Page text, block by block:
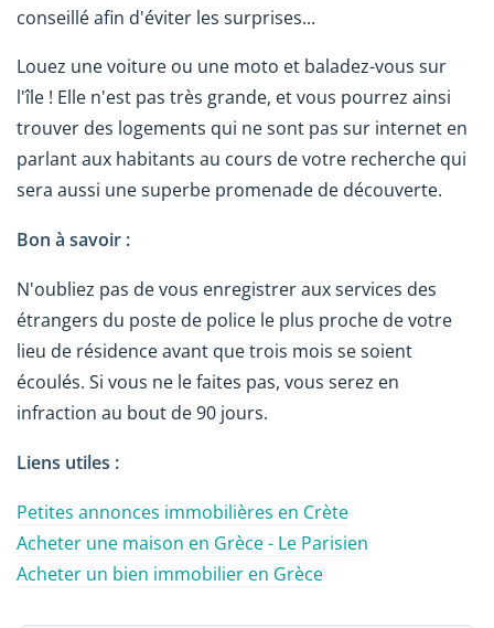
conseillé afin d'éviter les surprises...
Louez une voiture ou une moto et baladez-vous sur
l'île ! Elle n'est pas très grande, et vous pourrez ainsi
trouver des logements qui ne sont pas sur internet en
parlant aux habitants au cours de votre recherche qui
sera aussi une superbe promenade de découverte.
Bon à savoir :
N'oubliez pas de vous enregistrer aux services des
étrangers du poste de police le plus proche de votre
lieu de résidence avant que trois mois se soient
écoulés. Si vous ne le faites pas, vous serez en
infraction au bout de 90 jours.
Liens utiles :
Petites annonces immobilières en Crète
Acheter une maison en Grèce - Le Parisien
Acheter un bien immobilier en Grèce